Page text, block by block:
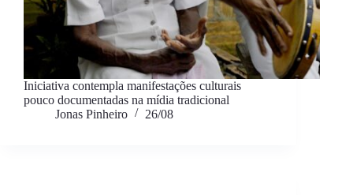
Iniciativa contempla manifestações culturais
pouco documentadas na mídia tradicional
Jonas Pinheiro
26/08